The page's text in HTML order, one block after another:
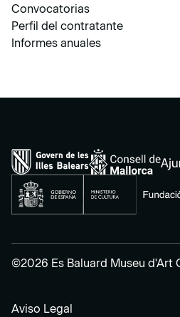
Convocatorias
Perfil del contratante
Informes anuales
©2026 Es Baluard Museu d'Art
Aviso Legal